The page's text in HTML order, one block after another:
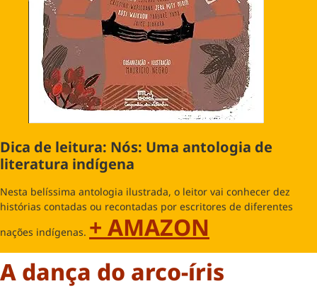
Dica de leitura: Nós: Uma antologia de
literatura indígena
Nesta belíssima antologia ilustrada, o leitor vai conhecer dez
histórias contadas ou recontadas por escritores de diferentes
nações indígenas. + AMAZON
A dança do arco-íris